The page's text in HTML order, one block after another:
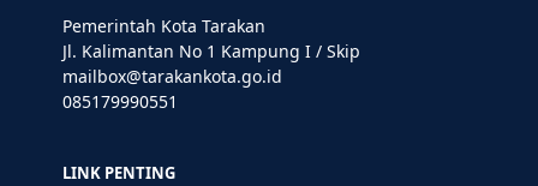
Pemerintah Kota Tarakan
Jl. Kalimantan No 1 Kampung I / Skip
mailbox@tarakankota.go.id
085179990551
LINK PENTING